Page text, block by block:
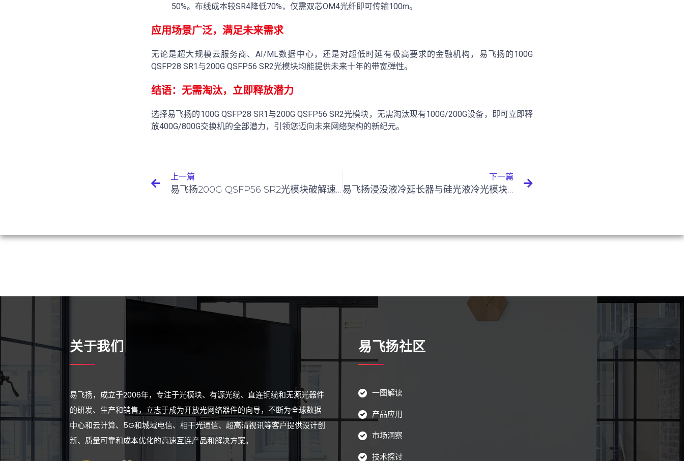
50%。布线成本较SR4降低70%，仅需双芯OM4光纤即可传输100m。
应用场景广泛，满足未来需求
无论是超大规模云服务商、AI/ML数据中心，还是对超低时延有极高要求的金融机构，易飞扬的100G
QSFP28 SR1与200G QSFP56 SR2光模块均能提供未来十年的带宽弹性。
结语：无需淘汰，立即释放潜力
选择易飞扬的100G QSFP28 SR1与200G QSFP56 SR2光模块，无需淘汰现有100G/200G设备，即可立即释
放400G/800G交换机的全部潜力，引领您迈向未来网络架构的新纪元。
上一篇
易飞扬200G QSFP56 SR2光模块破解速率鸿沟
下一篇
易飞扬浸没液冷延长器与硅光液冷光模块主题研究 ——液冷光互连技术的数据中心革命
关于我们
易飞扬，成立于2006年，专注于光模块、有源光缆、直连铜缆和无源光器件
的研发、生产和销售，立志于成为开放光网络器件的向导，不断为全球数据
中心和云计算、5G和城域电信、相干光通信、超高清视讯等客户提供设计创
新、质量可靠和成本优化的高速互连产品和解决方案。
易飞扬社区
一图解读
产品应用
市场洞察
技术探讨